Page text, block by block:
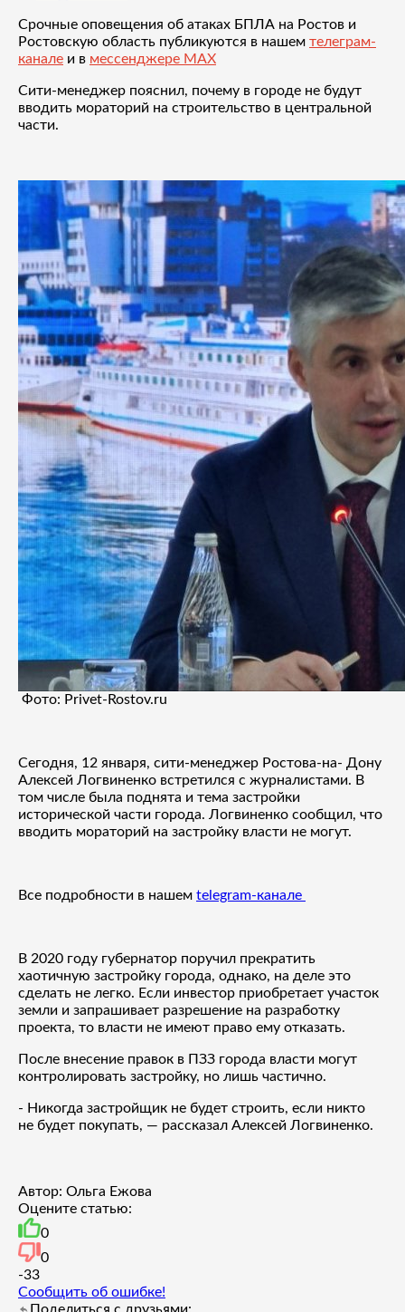
Срочные оповещения об атаках БПЛА на Ростов и
Ростовскую область публикуются в нашем телеграм-
канале и в мессенджере MAX
Сити-менеджер пояснил, почему в городе не будут
вводить мораторий на строительство в центральной
части.
Фото: Privet-Rostov.ru
Сегодня, 12 января, сити-менеджер Ростова-на- Дону
Алексей Логвиненко встретился с журналистами. В
том числе была поднята и тема застройки
исторической части города. Логвиненко сообщил, что
вводить мораторий на застройку власти не могут.
Все подробности в нашем telegram-канале
В 2020 году губернатор поручил прекратить
хаотичную застройку города, однако, на деле это
сделать не легко. Если инвестор приобретает участок
земли и запрашивает разрешение на разработку
проекта, то власти не имеют право ему отказать.
После внесение правок в ПЗЗ города власти могут
контролировать застройку, но лишь частично.
- Никогда застройщик не будет строить, если никто
не будет покупать, — рассказал Алексей Логвиненко.
Автор: Ольга Ежова
Оцените статью:
0
0
-33
Сообщить об ошибке!
Поделиться с друзьями: